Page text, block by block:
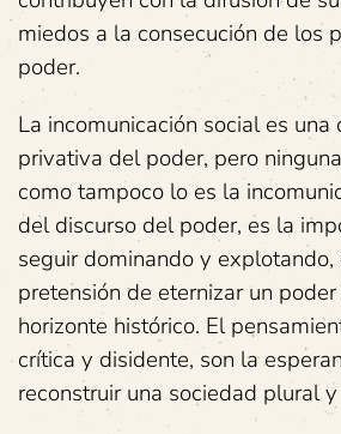
miedos a la consecución de los
poder.
La incomunicación social es una
privativa del poder, pero
como tampoco lo es la
del discurso del poder, es la
seguir dominando y
pretensión de eternizar un
horizonte histórico. El
crítica y disidente, son la
reconstruir una sociedad plural